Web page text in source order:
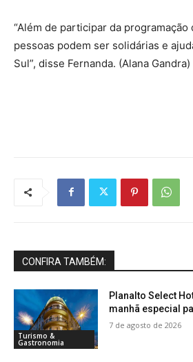
“Além de participar da programação
pessoas podem ser solidárias e
Sul”, disse Fernanda. (Alana Gandra)
CONFIRA TAMBÉM:
Turismo &
Gastronomia
Planalto Select
manhã especial
7 de agosto de 2026